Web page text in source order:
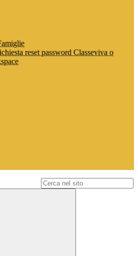
reset password Classeviva o